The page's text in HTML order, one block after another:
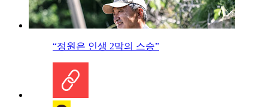
“정원은 인생 2막의 스승”